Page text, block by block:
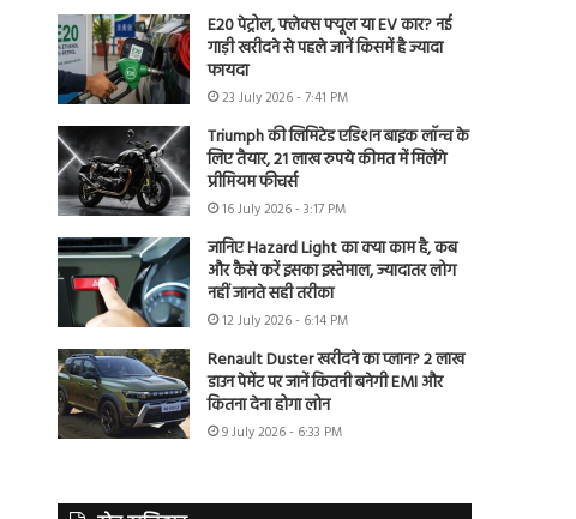
E20 पेट्रोल, फ्लेक्स फ्यूल या EV कार? नई
गाड़ी खरीदने से पहले जानें किसमें है ज्यादा
फायदा
23 July 2026 - 7:41 PM
Triumph की लिमिटेड एडिशन बाइक लॉन्च के
लिए तैयार, 21 लाख रुपये कीमत में मिलेंगे
प्रीमियम फीचर्स
16 July 2026 - 3:17 PM
जानिए Hazard Light का क्या काम है, कब
और कैसे करें इसका इस्तेमाल, ज्यादातर लोग
नहीं जानते सही तरीका
12 July 2026 - 6:14 PM
Renault Duster खरीदने का प्लान? 2 लाख
डाउन पेमेंट पर जानें कितनी बनेगी EMI और
कितना देना होगा लोन
9 July 2026 - 6:33 PM